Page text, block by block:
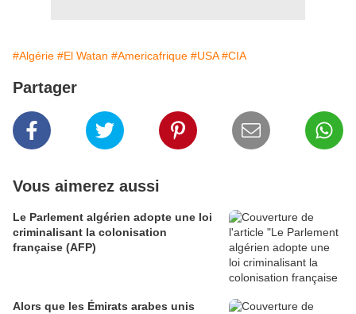
#Algérie #El Watan #Americafrique #USA #CIA
Partager
Vous aimerez aussi
Le Parlement algérien adopte une loi
criminalisant la colonisation
française (AFP)
Alors que les Émirats arabes unis